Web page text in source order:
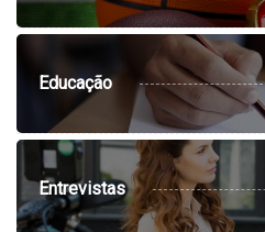
Educação
Entrevistas